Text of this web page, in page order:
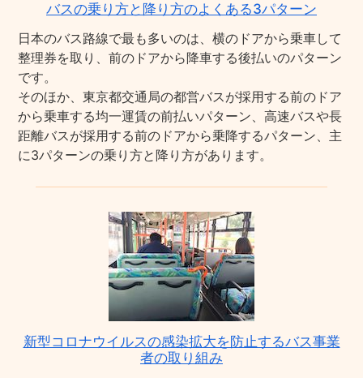
バスの乗り方と降り方のよくある3パターン
日本のバス路線で最も多いのは、横のドアから乗車して
整理券を取り、前のドアから降車する後払いのパターン
です。
そのほか、東京都交通局の都営バスが採用する前のドア
から乗車する均一運賃の前払いパターン、高速バスや長
距離バスが採用する前のドアから乗降するパターン、主
に3パターンの乗り方と降り方があります。
新型コロナウイルスの感染拡大を防止するバス事業
者の取り組み